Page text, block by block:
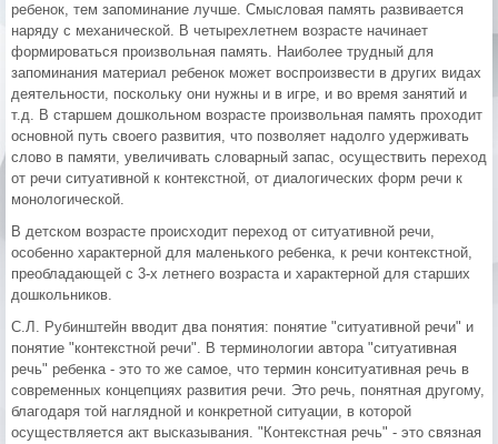
ребенок, тем запоминание лучше. Смысловая память развивается
наряду с механической. В четырехлетнем возрасте начинает
формироваться произвольная память. Наиболее трудный для
запоминания материал ребенок может воспроизвести в других видах
деятельности, поскольку они нужны и в игре, и во время занятий и
т.д. В старшем дошкольном возрасте произвольная память проходит
основной путь своего развития, что позволяет надолго удерживать
слово в памяти, увеличивать словарный запас, осуществить переход
от речи ситуативной к контекстной, от диалогических форм речи к
монологической.
В детском возрасте происходит переход от ситуативной речи,
особенно характерной для маленького ребенка, к речи контекстной,
преобладающей с 3-х летнего возраста и характерной для старших
дошкольников.
С.Л. Рубинштейн вводит два понятия: понятие "ситуативной речи" и
понятие "контекстной речи". В терминологии автора "ситуативная
речь" ребенка - это то же самое, что термин конситуативная речь в
современных концепциях развития речи. Это речь, понятная другому,
благодаря той наглядной и конкретной ситуации, в которой
осуществляется акт высказывания. "Контекстная речь" - это связная